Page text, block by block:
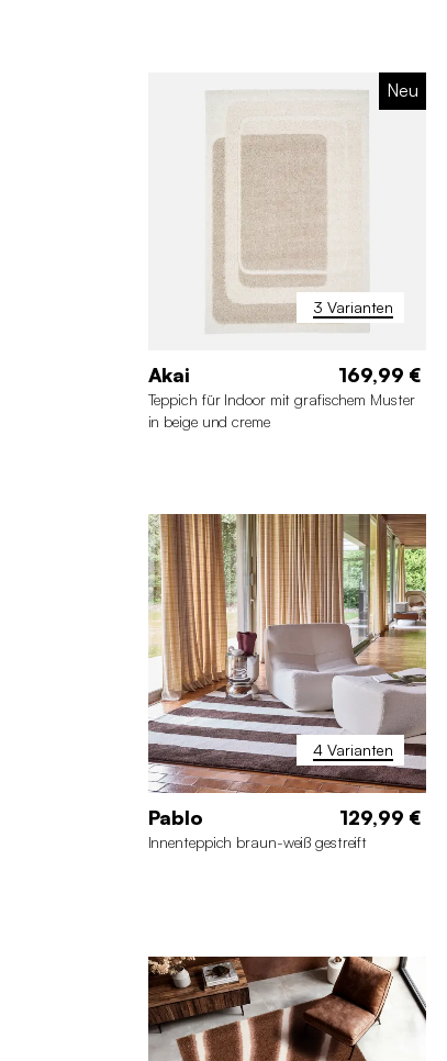
200 x 290 cm
120 x 170 cm
160 x 230 cm
3 Varianten
Neu
Akai 169,99 €
Teppich für Indoor mit grafischem Muster
in beige und creme
160 x 230 cm
120 x 160 cm
200 x 280 cm
80 x 140 cm
4 Varianten
Pablo 129,99 €
Innenteppich braun-weiß gestreift